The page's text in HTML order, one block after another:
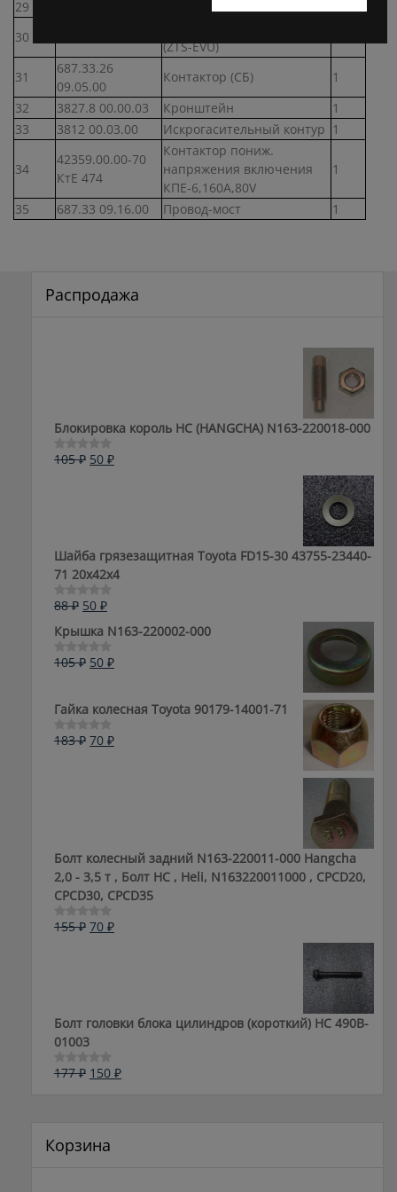
29
30
(ZTS-EVU)
31
687.33.26
09.05.00
Контактор (СБ)
1
32
3827.8 00.00.03 Кронштейн
1
33
3812 00.03.00 Искрогасительный контур 1
34
42359.00.00-70
КтЕ 474
Контактор пониж.
напряжения включения
КПЕ-6,160А,80V
1
35 687.33 09.16.00 Провод-мост 1
Распродажа
Блокировка король HC (HANGCHA) N163-220018-000
Оценка
105₽ Первоначальная
50 ₽Текущая
Шайба грязезащитная Toyota FD15-30 43755-23440-
71 20x42x4
Оценка
из
88₽ Первоначальная
цена
88 ₽.
50 ₽Текущая
цена:
Крышка N163-220002-000
Оценка
5
105₽ Первоначальная
105 ₽.
50 ₽Текущая
Гайка колесная Toyota 90179-14001-71
Оценка
183₽ Первоначальная
70 ₽Текущая
Болт колесный задний N163-220011-000 Hangcha
2,0 - 3,5 т , Болт HC , Heli, N163220011000 , CPCD20,
CPCD30, CPCD35
Оценка
155₽ Первоначальная
70 ₽Текущая
Болт головки блока цилиндров (короткий) НС 490B-
01003
Оценка
177₽ Первоначальная
150 ₽Текущая
Корзина